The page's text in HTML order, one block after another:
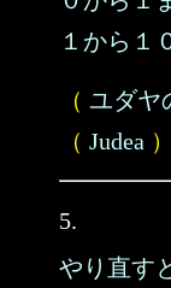
１から１
（ ユダヤ
（ Judea ）
5.
やり直す